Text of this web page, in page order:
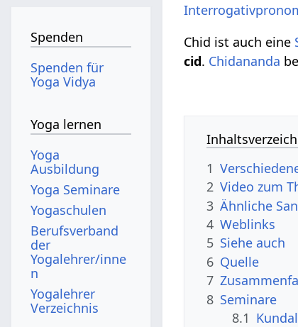
Chid ist auch eine
cid. Chidananda
1
2 Video zum
3 Ähnliche
4 Weblinks
5 Siehe auch
6 Quelle
7
8 Seminare
8.1
Spenden
Spenden für
Yoga Vidya
Yoga lernen
Yoga
Ausbildung
Yoga Seminare
Yogaschulen
Berufsverband
der
Yogalehrer/inne
n
Yogalehrer
Verzeichnis